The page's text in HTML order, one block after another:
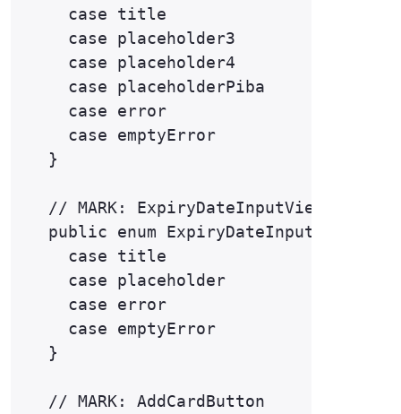
    case title
    case placeholder3
    case placeholder4
    case placeholderPiba
    case error
    case emptyError
  }
  // MARK: ExpiryDateInputView
public enum ExpiryDateInputView:
    case title
    case placeholder
    case error
    case emptyError
  }
  // MARK: AddCardButton